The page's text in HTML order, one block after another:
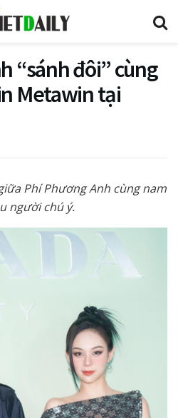
“sánh đôi” cùng
Metawin tại
Phí Phương Anh cùng nam
người chú ý.